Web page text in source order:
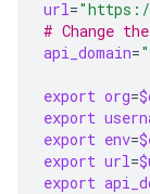
url=
# Change
api_domain=
export org=
export
export env=
export url=
export